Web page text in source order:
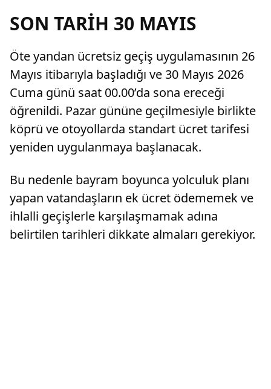
SON TARİH 30 MAYIS
Öte yandan ücretsiz geçiş uygulamasının 26
Mayıs itibarıyla başladığı ve 30 Mayıs 2026
Cuma günü saat 00.00’da sona ereceği
öğrenildi. Pazar gününe geçilmesiyle birlikte
köprü ve otoyollarda standart ücret tarifesi
yeniden uygulanmaya başlanacak.
Bu nedenle bayram boyunca yolculuk planı
yapan vatandaşların ek ücret ödememek ve
ihlalli geçişlerle karşılaşmamak adına
belirtilen tarihleri dikkate almaları gerekiyor.